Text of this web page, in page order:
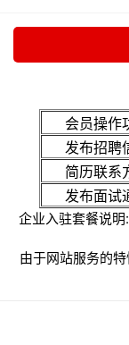
会员操作
发布招聘
简历联系
发布面试
企业入驻套餐说
由于网站服务的